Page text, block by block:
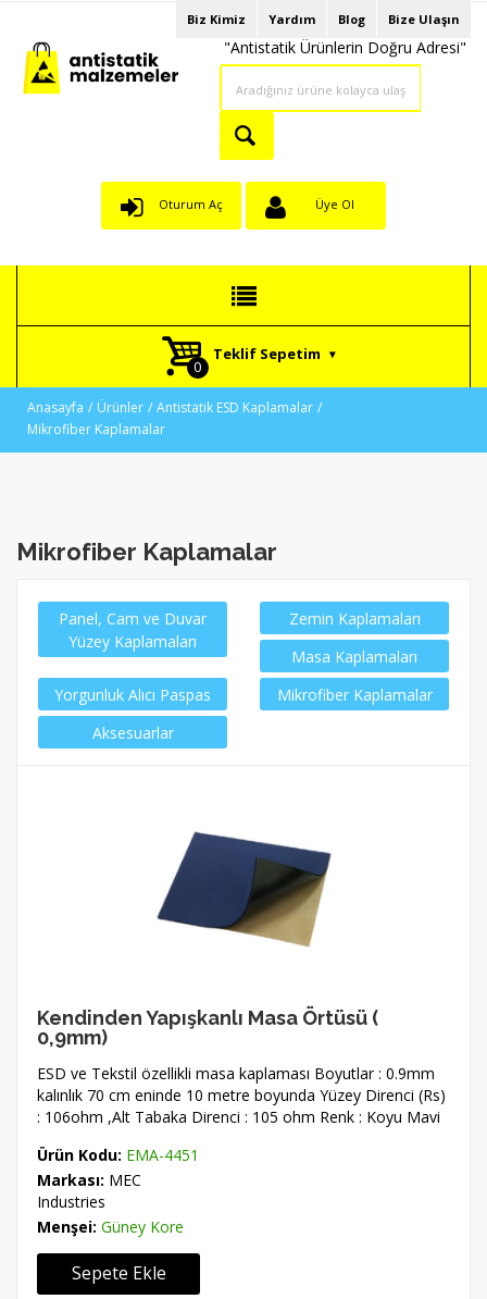
Biz Kimiz Yardım Blog Bize Ulaşın
"Antistatik Ürünlerin Doğru Adresi"
Oturum Aç Üye Ol
Teklif Sepetim
Anasayfa Ürünler
Antistatik ESD Kaplamalar
Mikrofiber Kaplamalar
Mikrofiber Kaplamalar
Panel, Cam ve Duvar
Yüzey Kaplamaları
Zemin Kaplamaları
Masa Kaplamaları
Yorgunluk Alıcı Paspas
Mikrofiber Kaplamalar
Aksesuarlar
Kendinden Yapışkanlı Masa Örtüsü (
0,9mm)
ESD ve Tekstil özellikli masa kaplaması Boyutlar : 0.9mm
kalınlık 70 cm eninde 10 metre boyunda Yüzey Direnci (Rs)
: 106ohm ,Alt Tabaka Direnci : 105 ohm Renk : Koyu Mavi
Ürün Kodu: EMA-4451
Markası: MEC
Industries
Menşei: Güney Kore
Sepete Ekle